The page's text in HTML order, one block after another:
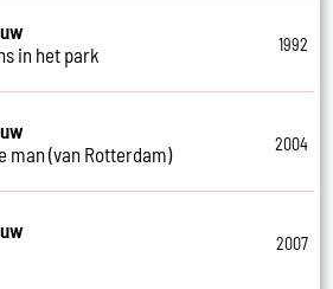
in het park
1992
man (van Rotterdam)
2004
2007